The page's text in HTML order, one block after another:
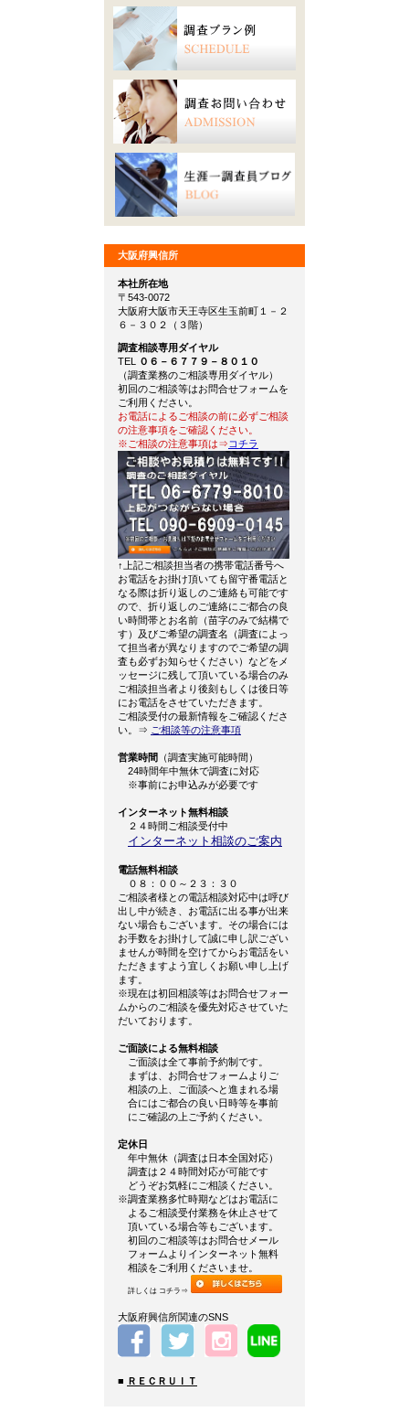
大阪府興信所
本社所在地
〒543-0072
大阪府大阪市天王寺区生玉前町１－２
６－３０２（３階）
調査相談専用ダイヤル
TEL
０６－６７７９－８０１０
（調査業務のご相談専用ダイヤル）
初回のご相談等はお問合せフォームを
ご利用ください。
お電話によるご相談の前に必ずご相談
の注意事項をご確認ください。
※ご相談の注意事項は⇒ コチラ
↑上記ご相談担当者の携帯電話番号へ
お電話をお掛け頂いても留守番電話と
なる際は折り返しのご連絡も可能です
ので、折り返しのご連絡にご都合の良
い時間帯とお名前（苗字のみで結構で
す）及びご希望の調査名（調査によっ
て担当者が異なりますのでご希望の調
査も必ずお知らせください）などをメ
ッセージに残して頂いている場合のみ
ご相談担当者より後刻もしくは後日等
にお電話をさせていただきます。
ご相談受付の最新情報をご確認くださ
い。⇒ ご相談等の注意事項
営業時間 （調査実施可能時間）
24時間年中無休で調査に対応
※事前にお申込みが必要です
インターネット無料相談
２４時間ご相談受付中
インターネット相談のご案内
電話無料相談
０８：００～２３：３０
ご相談者様との電話相談対応中は呼び
出し中が続き、お電話に出る事が出来
ない場合もございます。その場合には
お手数をお掛けして誠に申し訳ござい
ませんが時間を空けてからお電話をい
ただきますよう宜しくお願い申し上げ
ます。
※現在は初回相談等はお問合せフォー
ムからのご相談を優先対応させていた
だいております。
ご面談による無料相談
ご面談は全て事前予約制です。
まずは、お問合せフォームよりご
相談の上、ご面談へと進まれる場
合にはご都合の良い日時等を事前
にご確認の上ご予約ください。
定休日
年中無休（調査は日本全国対応）
調査は２４時間対応が可能です
どうぞお気軽にご相談ください。
※調査業務多忙時期などはお電話に
よるご相談受付業務を休止させて
頂いている場合等もございます。
初回のご相談等はお問合せメール
フォームよりインターネット無料
相談をご利用くださいませ。
詳しくは コチラ⇒
大阪府興信所関連のSNS
■ ＲＥＣＲＵＩＴ